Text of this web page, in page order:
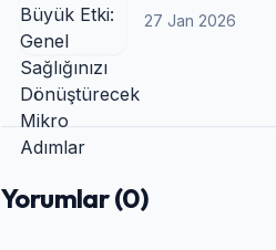
27 Jan 2026
Yorumlar (0)